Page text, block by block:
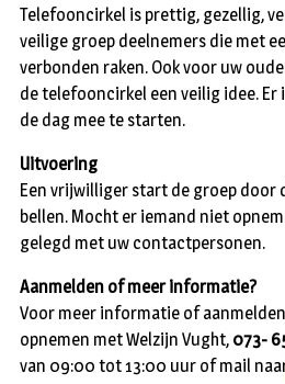
Telefooncirkel is prettig, gezellig,
veilige groep deelnemers die met
verbonden raken. Ook voor uw
de telefooncirkel een veilig idee.
de dag mee te starten.
Uitvoering
Een vrijwilliger start de groep door
bellen. Mocht er iemand niet
gelegd met uw contactpersonen.
Aanmelden of meer informatie?
Voor meer informatie of
opnemen met Welzijn Vught, 073-
van 09:00 tot 13:00 uur of mail